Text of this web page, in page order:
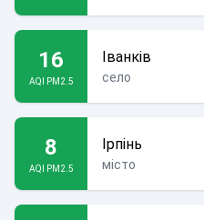
16
AQI PM2.5
Іванків
село
8
AQI PM2.5
Ірпінь
місто